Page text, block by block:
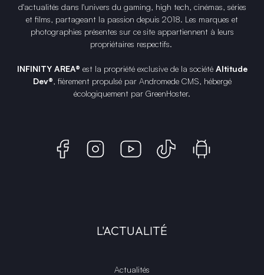
d'actualités dans l'univers du gaming, high tech, cinémas, séries
et films, partageant la passion depuis 2018. Les marques et
photographies présentes sur ce site appartiennent à leurs
propriétaires respectifs.
INFINITY AREA® est la propriété exclusive de la société Altitude
Dev®, fièrement propulsé par Andromede CMS, hébergé
écologiquement par GreenHoster.
L'ACTUALITÉ
Actualités